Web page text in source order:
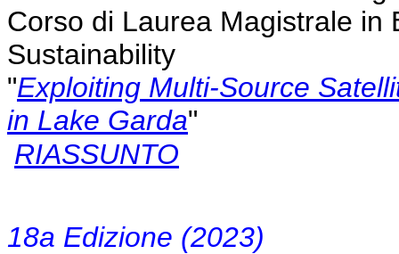
Corso di Laurea Magistrale in
Sustainability
"Exploiting Multi-Source
in Lake Garda"
RIASSUNTO
18a Edizione (2023)